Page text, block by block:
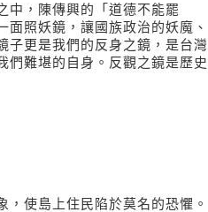
，陳傳興的「道德不能罷
面照妖鏡，讓國族政治的妖魔、
子更是我們的反身之鏡，是台灣
們難堪的自身。反觀之鏡是歷史
使島上住民陷於莫名的恐懼。